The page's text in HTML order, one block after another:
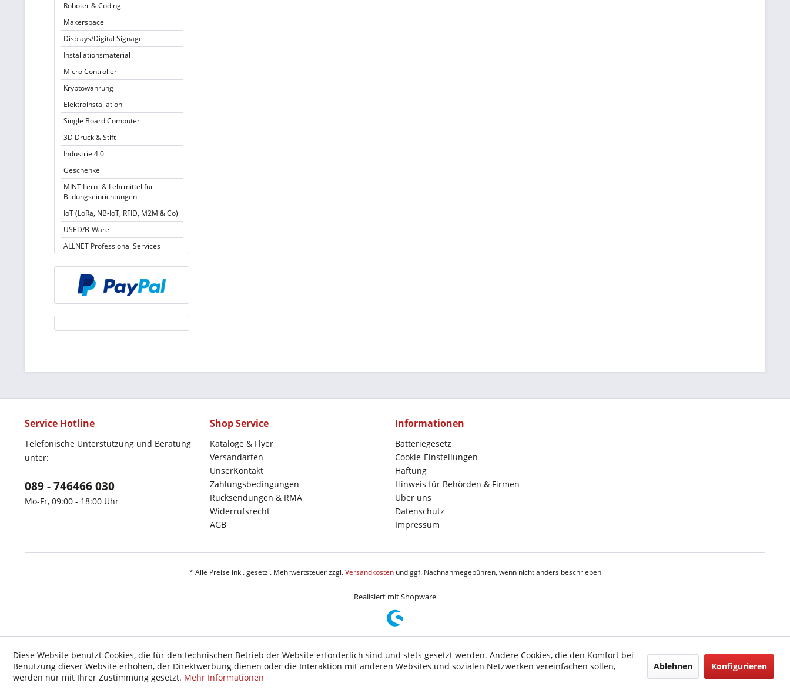
Roboter & Coding
Makerspace
Displays/Digital Signage
Installationsmaterial
Micro Controller
Kryptowährung
Elektroinstallation
Single Board Computer
3D Druck & Stift
Industrie 4.0
Geschenke
MINT Lern- & Lehrmittel für
Bildungseinrichtungen
IoT (LoRa, NB-IoT, RFID, M2M & Co)
USED/B-Ware
ALLNET Professional Services
Service Hotline
Telefonische Unterstützung und Beratung
unter:
089 - 746466 030
Mo-Fr, 09:00 - 18:00 Uhr
Shop Service
Kataloge & Flyer
Versandarten
UnserKontakt
Zahlungsbedingungen
Rücksendungen & RMA
Widerrufsrecht
AGB
Informationen
Batteriegesetz
Cookie-Einstellungen
Haftung
Hinweis für Behörden & Firmen
Über uns
Datenschutz
Impressum
* Alle Preise inkl. gesetzl. Mehrwertsteuer zzgl.Versandkostenund ggf. Nachnahmegebühren, wenn nicht anders beschrieben
Realisiert mit Shopware
Diese Website benutzt Cookies, die für den technischen Betrieb der Website erforderlich sind und stets gesetzt werden. Andere Cookies, die den Komfort bei
Benutzung dieser Website erhöhen, der Direktwerbung dienen oder die Interaktion mit anderen Websites und sozialen Netzwerken vereinfachen sollen,
werden nur mit Ihrer Zustimmung gesetzt. Mehr Informationen
Ablehnen Konfigurieren